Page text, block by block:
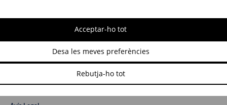
Rebutja-ho tot
Desa les meves preferències
Acceptar-ho tot
Trasters Girona
Trasters Empuriabrava
Altres serveis